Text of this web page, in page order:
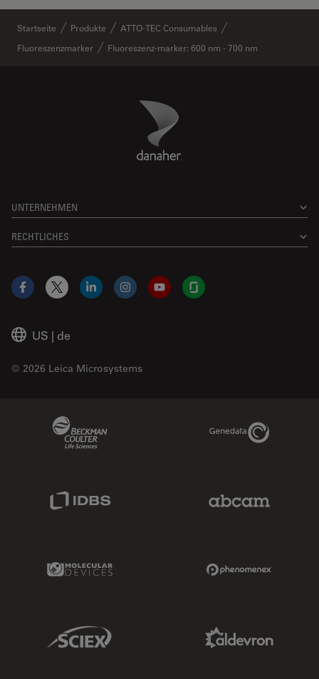
Startseite Produkte
ATTO-TEC Consumables
Fluoreszenzmarker
Fluoreszenz-marker: 600 nm - 700 nm
Danaher Logo
UNTERNEHMEN
RECHTLICHES
US | de
© 2026 Leica Microsystems
Facebook
X LinkedInInstagramYouTubeGlassdoor
Genedata Link
Molecular Devices Link
Sciex Link